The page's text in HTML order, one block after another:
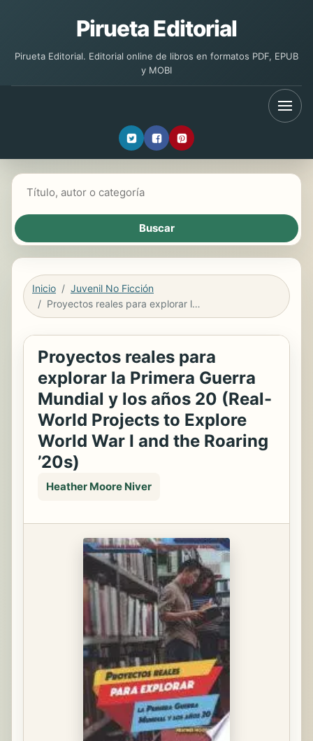
Pirueta Editorial
Pirueta Editorial. Editorial online de libros en formatos PDF, EPUB
y MOBI
Inicio
Juvenil No Ficción
Proyectos reales para explorar la Primera Guerra Mundial y los años 20 (Real-World Projects to Explore World War I and the Roaring ’20s)
Proyectos reales para
explorar la Primera Guerra
Mundial y los años 20 (Real-
World Projects to Explore
World War I and the Roaring
’20s)
Heather Moore Niver